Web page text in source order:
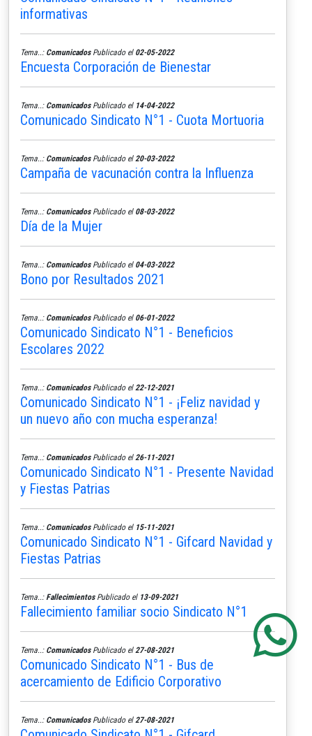
informativas
Tema..: ComunicadosPublicado el 02-05-2022
Encuesta Corporación de Bienestar
Tema..: ComunicadosPublicado el 14-04-2022
Comunicado Sindicato N°1 - Cuota Mortuoria
Tema..: ComunicadosPublicado el 20-03-2022
Campaña de vacunación contra la Influenza
Tema..: ComunicadosPublicado el 08-03-2022
Día de la Mujer
Tema..: ComunicadosPublicado el 04-03-2022
Bono por Resultados 2021
Tema..: ComunicadosPublicado el 06-01-2022
Comunicado Sindicato N°1 - Beneficios
Escolares 2022
Tema..: ComunicadosPublicado el 22-12-2021
Comunicado Sindicato N°1 - ¡Feliz navidad y
un nuevo año con mucha esperanza!
Tema..: ComunicadosPublicado el 26-11-2021
Comunicado Sindicato N°1 - Presente Navidad
y Fiestas Patrias
Tema..: ComunicadosPublicado el 15-11-2021
Comunicado Sindicato N°1 - Gifcard Navidad y
Fiestas Patrias
Tema..: FallecimientosPublicado el 13-09-2021
Fallecimiento familiar socio Sindicato N°1
Tema..: ComunicadosPublicado el 27-08-2021
Comunicado Sindicato N°1 - Bus de
acercamiento de Edificio Corporativo
Tema..: ComunicadosPublicado el 27-08-2021